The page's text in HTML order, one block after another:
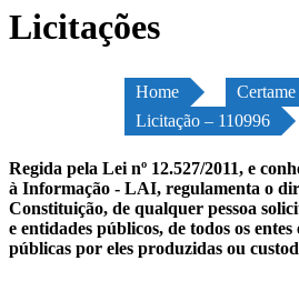
Licitações
Home
Licitação – 110996
Regida pela Lei nº 12.527/2011, e
à Informação - LAI, regulamenta o
Constituição, de qualquer pessoa
e entidades públicos, de todos os
públicas por eles produzidas ou